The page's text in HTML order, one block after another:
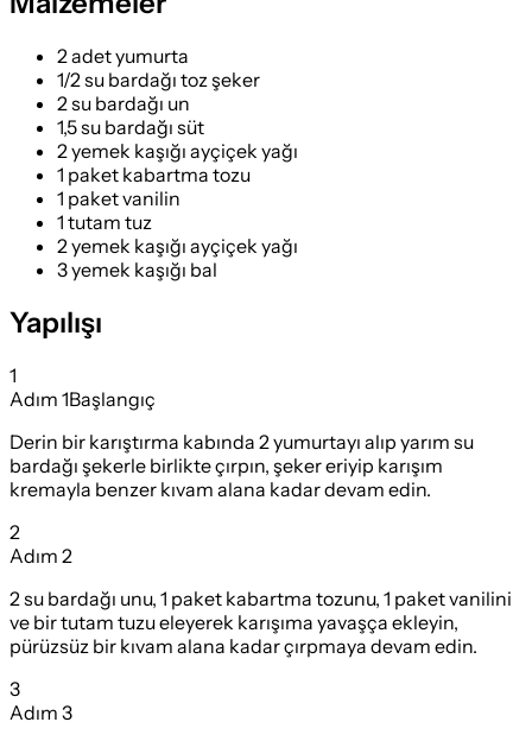
2 adet yumurta
1/2 su bardağı toz şeker
2 su bardağı un
1,5 su bardağı süt
2 yemek kaşığı ayçiçek yağı
1 paket kabartma tozu
1 paket vanilin
1 tutam tuz
2 yemek kaşığı ayçiçek yağı
3 yemek kaşığı bal
Yapılışı
1
Adım 1Başlangıç
Derin bir karıştırma kabında 2 yumurtayı alıp yarım su
bardağı şekerle birlikte çırpın, şeker eriyip karışım
kremayla benzer kıvam alana kadar devam edin.
2
Adım 2
2 su bardağı unu, 1 paket kabartma tozunu, 1 paket vanilini
ve bir tutam tuzu eleyerek karışıma yavaşça ekleyin,
pürüzsüz bir kıvam alana kadar çırpmaya devam edin.
3
Adım 3